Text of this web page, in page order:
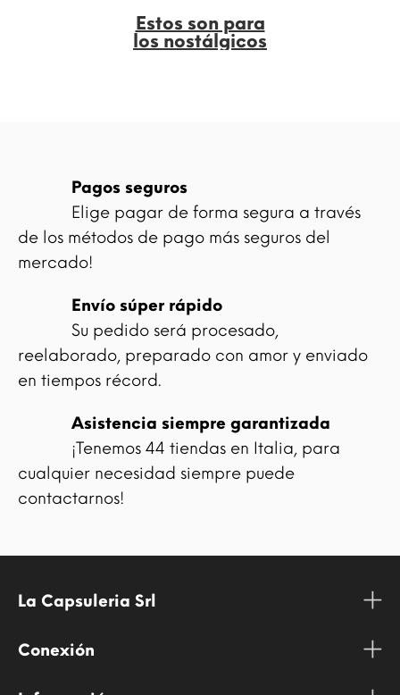
Estos son para
los nostálgicos
Pagos seguros
Elige pagar de forma segura a través
de los métodos de pago más seguros del
mercado!
Envío súper rápido
Su pedido será procesado,
reelaborado, preparado con amor y enviado
en tiempos récord.
Asistencia siempre garantizada
¡Tenemos 44 tiendas en Italia, para
cualquier necesidad siempre puede
contactarnos!
La Capsuleria Srl
Conexión